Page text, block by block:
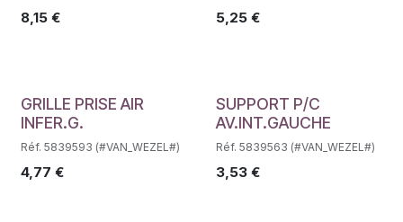
8,15 € 5,25€
Déstockage
GRILLE PRISE AIR
INFER.G.
Réf. 5839593 (#VAN_WEZEL#)
4,77 €
Déstockage
SUPPORT P/C
AV.INT.GAUCHE
Réf. 5839563 (#VAN_WEZEL#)
3,53€